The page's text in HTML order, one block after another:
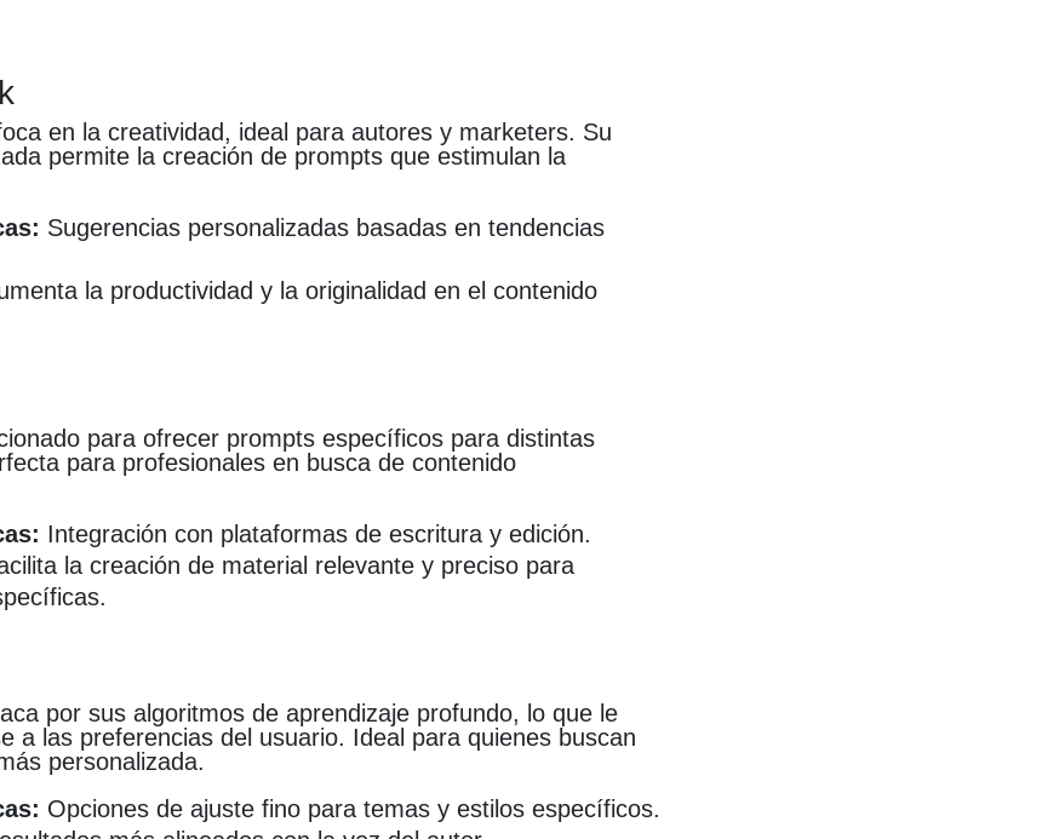
en la creatividad, ideal para autores y marketers. Su
permite la creación de prompts que estimulan la
Sugerencias personalizadas basadas en tendencias
la productividad y la originalidad en el contenido
para ofrecer prompts específicos para distintas
para profesionales en busca de contenido
Integración con plataformas de escritura y edición.
la creación de material relevante y preciso para
por sus algoritmos de aprendizaje profundo, lo que le
a las preferencias del usuario. Ideal para quienes buscan
personalizada.
Opciones de ajuste fino para temas y estilos específicos.